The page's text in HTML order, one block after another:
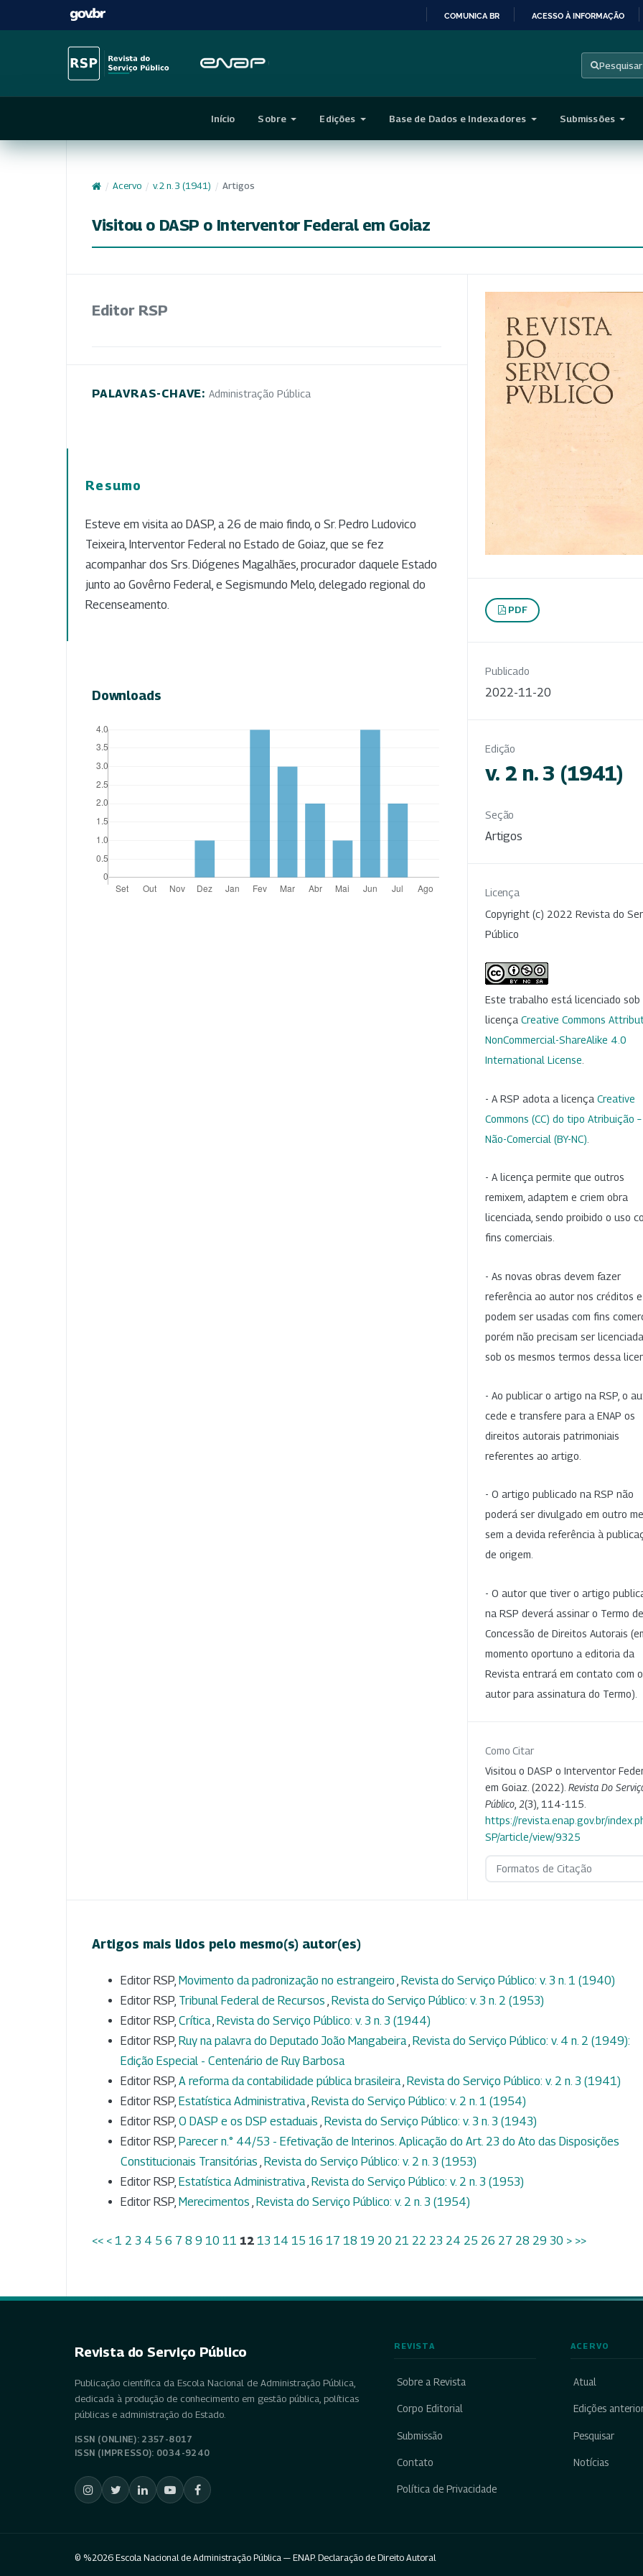
CONTEÚDO
COMUNICA BR ACESSO À INFORMAÇÃO
Pesquisar
Início Sobre Edições Base de Dados e Indexadores Submissões
/ Acervo / v. 2 n. 3 (1941) / Artigos
Visitou o DASP o Interventor Federal em Goiaz
Editor RSP
PALAVRAS-CHAVE: Administração Pública
Resumo
Esteve em visita ao DASP, a 26 de maio findo, o Sr. Pedro Ludovico
Teixeira, Interventor Federal no Estado de Goiaz, que se fez
acompanhar dos Srs. Diógenes Magalhães, procurador daquele Estado
junto ao Govêrno Federal, e Segismundo Melo, delegado regional do
Recenseamento.
Downloads
PDF
Publicado
2022-11-20
Edição
v. 2 n. 3 (1941)
Seção
Artigos
Licença
Copyright (c) 2022 Revista do
Público
Este trabalho está licenciado sob
licença Creative Commons
NonCommercial-ShareAlike 4.0
International License
- A RSP adota a licença Creative
Commons (CC) do tipo Atribuição –
Não-Comercial (BY-NC)
- A licença permite que outros
remixem, adaptem e criem obra
licenciada, sendo proibido o uso
fins comerciais.
- As novas obras devem fazer
referência ao autor nos créditos
podem ser usadas com fins
porém não precisam ser
sob os mesmos termos dessa
- Ao publicar o artigo na RSP, o
cede e transfere para a ENAP os
direitos autorais patrimoniais
referentes ao artigo.
- O artigo publicado na RSP não
poderá ser divulgado em outro
sem a devida referência à
de origem.
- O autor que tiver o artigo
na RSP deverá assinar o Termo de
Concessão de Direitos Autorais
momento oportuno a editoria da
Revista entrará em contato com o
autor para assinatura do Termo).
Como Citar
Visitou o DASP o Interventor
em Goiaz. (2022). Revista Do
Público 2(3), 114-115.
https://revista.enap.gov.br/
SP/article/view/9325
Formatos de Citação
Artigos mais lidos pelo mesmo(s) autor(es)
Editor RSP, Movimento da padronização no estrangeiro , Revista do Serviço Público: v. 3 n. 1 (1940)
Editor RSP, Tribunal Federal de Recursos , Revista do Serviço Público: v. 3 n. 2 (1953)
Editor RSP, Crítica, Revista do Serviço Público: v. 3 n. 3 (1944)
Editor RSP, Ruy na palavra do Deputado João Mangabeira, Revista do Serviço Público: v. 4 n. 2 (1949):
Edição Especial - Centenário de Ruy Barbosa
Editor RSP, A reforma da contabilidade pública brasileira, Revista do Serviço Público: v. 2 n. 3 (1941)
Editor RSP, Estatística Administrativa, Revista do Serviço Público: v. 2 n. 1 (1954)
Editor RSP, O DASP e os DSP estaduais , Revista do Serviço Público: v. 3 n. 3 (1943)
Editor RSP, Parecer n.° 44/53 - Efetivação de Interinos. Aplicação do Art. 23 do Ato das Disposições
Constitucionais Transitórias , Revista do Serviço Público: v. 2 n. 3 (1953)
Editor RSP, Estatística Administrativa, Revista do Serviço Público: v. 2 n. 3 (1953)
Editor RSP, Merecimentos , Revista do Serviço Público: v. 2 n. 3 (1954)
<< < 1 2 3 4 5 6 7 8 9 10 11 12 13 14 15 16 17 18 19 20 21 22 23 24 25 26 27 28 29 30 > >>
Revista do Serviço Público
Publicação científica da Escola Nacional de Administração Pública,
dedicada à produção de conhecimento em gestão pública, políticas
públicas e administração do Estado.
ISSN (ONLINE): 2357-8017
ISSN (IMPRESSO): 0034-9240
REVISTA
Sobre a Revista
Corpo Editorial
Submissão
Contato
Política de Privacidade
ACERVO
Atual
Edições
Pesquisar
Notícias
© %2026 Escola Nacional de Administração Pública — ENAP. Declaração de Direito Autoral